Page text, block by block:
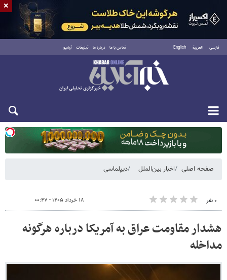
فارسی العربية English تماس با ما درباره ما تبلیغات آرشیو
یکشنبه ۱۸ مرداد ۱۴۰۵
صفحه اصلی اخبار بین‌الملل دیپلماسی
۰ نفر ۱۸ خرداد ۱۴۰۵ - ۰۰:۴۷
هشدار مقاومت عراق به آمریکا درباره هرگونه
مداخله
×